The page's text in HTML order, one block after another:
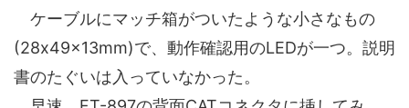
ケーブルにマッチ箱がついたような小さなもの
(28x49x13mm)で、動作確認用のLEDが一つ。説明
書のたぐいは入っていなかった。